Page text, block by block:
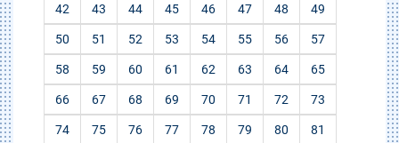
42 43 44 45 46 47 48 49
50 51 52 53 54 55 56 57
58 59 60 61 62 63 64 65
66 67 68 69 70 71 72 73
74 75 76 77 78 79 80 81